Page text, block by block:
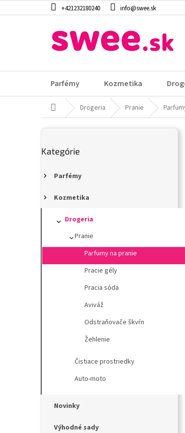
na
+421232180240 info@swee.sk
Parfémy Kozmetika
DomovDrogeria Pranie
o
n
p
n
e
kategórie
Kategórie
Parfémy
Kozmetika
Drogeria
Pranie
Parfumy na pranie
Pracie gély
Pracia sóda
Aviváž
Odstraňovače škvŕn
Žehlenie
Čistiace prostriedky
Auto-moto
Novinky
Výhodné sady